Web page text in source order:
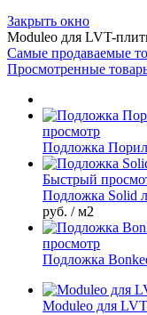
Закрыть окно
Moduleo для LVT-
Самые продаваемые
Просмотренные
просмотр
Подложка
Быстрый
Подложка Solid
руб. / м2
просмотр
Подложка
Moduleo для